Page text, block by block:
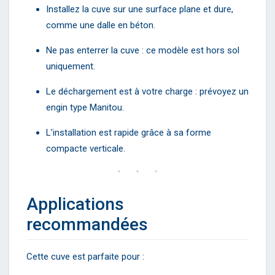
Installez la cuve sur une surface plane et dure,
comme une dalle en béton.
Ne pas enterrer la cuve : ce modèle est hors sol
uniquement.
Le déchargement est à votre charge : prévoyez un
engin type Manitou.
L’installation est rapide grâce à sa forme
compacte verticale.
Applications
recommandées
Cette cuve est parfaite pour :